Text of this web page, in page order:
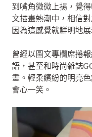
到嘴角微微上揚，覺
文插畫熱潮中，相信
因為這感覺就鮮明地
曾經以圖文專欄席捲
語，甚至和時尚雜誌
畫。輕柔繽紛的明亮
會心一笑。